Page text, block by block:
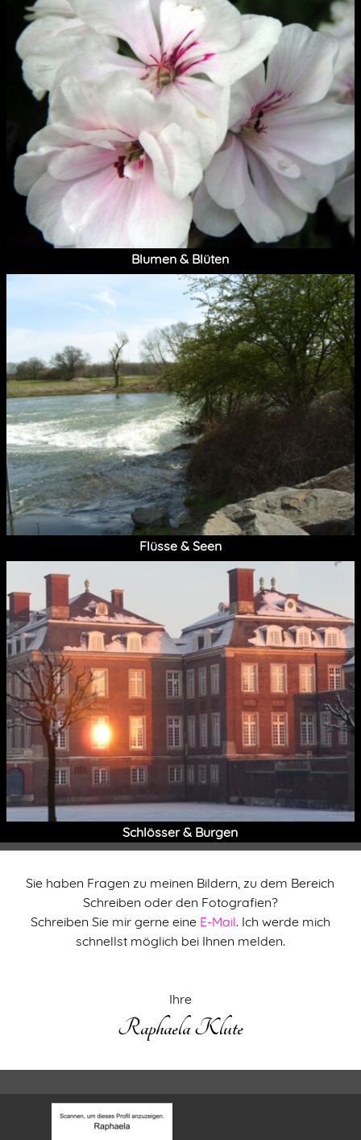
Blumen & Blüten
Flüsse & Seen
Schlösser & Burgen
Sie haben Fragen zu meinen Bildern, zu dem Bereich
Schreiben oder den Fotografien?
Schreiben Sie mir gerne eine E-Mail. Ich werde mich
schnellst möglich bei Ihnen melden.
Ihre
Raphaela Klute
Raphaela Klute
malen & mehr